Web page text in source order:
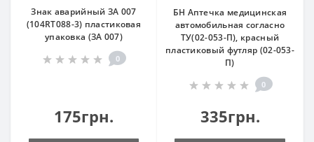
Знак аварийный ЗА 007
(104RT088-3) пластиковая
упаковка (ЗА 007)
0
175грн.
БН Аптечка медицинская
автомобильная согласно
ТУ(02-053-П), красный
пластиковый футляр (02-053-
П)
0
335грн.